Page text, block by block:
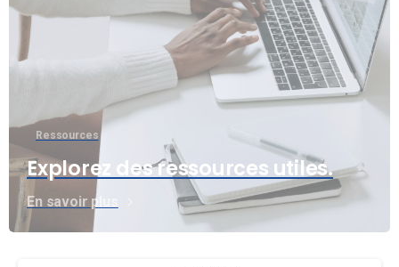
Ressources
Explorez des ressources utiles.
En savoir plus